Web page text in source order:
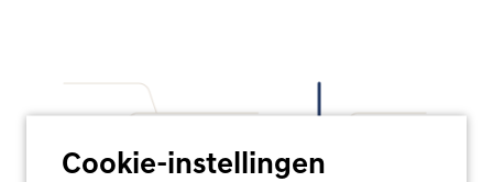
Cookie-instellingen